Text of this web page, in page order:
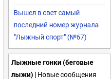
Вышел в свет самый
последний номер журнала
"Лыжный спорт" (№67)
Лыжные гонки (беговые
лыжи) | Новые сообщения